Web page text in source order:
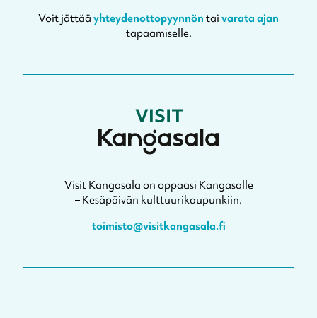
Voit jättääyhteydenottopyynnöntaivarata ajan
tapaamiselle.
Visit Kangasala on oppaasi Kangasalle
– Kesäpäivän kulttuurikaupunkiin.
toimisto@visitkangasala.fi